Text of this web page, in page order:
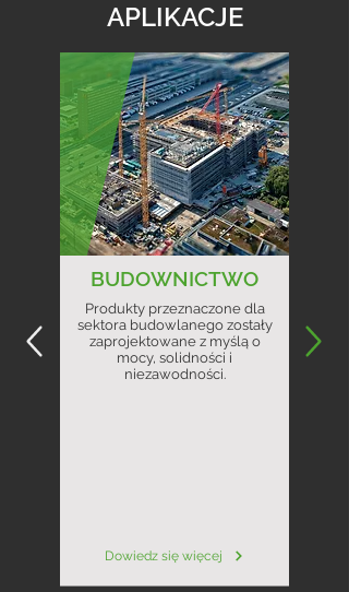
APLIKACJE
BUDOWNICTWO
Produkty przeznaczone dla
sektora budowlanego zostały
zaprojektowane z myślą o
mocy, solidności i
niezawodności.
Dowiedz się więcej